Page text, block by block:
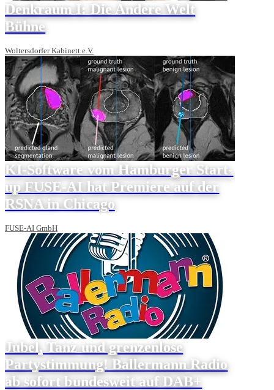
Denkraum I: Die Andere Welt
Bühne
Woltersdorfer Kabinett e.V.
KI-Software vom Hamburger Start-
up FUSE-AI hat Premiere auf der
RSNA in Chicago
FUSE-AI GmbH
Jubel, Tanz und grenzenlose
Partystimmung! Ballermann Radio
ab sofort bundesweit auf DAB+